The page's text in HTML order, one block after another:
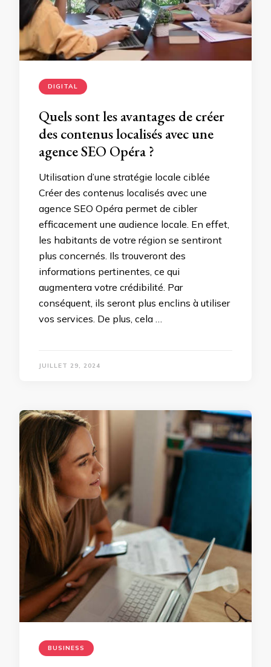
DIGITAL
Quels sont les avantages de créer
des contenus localisés avec une
agence SEO Opéra ?
Utilisation d’une stratégie locale ciblée
Créer des contenus localisés avec une
agence SEO Opéra permet de cibler
efficacement une audience locale. En effet,
les habitants de votre région se sentiront
plus concernés. Ils trouveront des
informations pertinentes, ce qui
augmentera votre crédibilité. Par
conséquent, ils seront plus enclins à utiliser
vos services. De plus, cela …
JUILLET 29, 2024
BUSINESS